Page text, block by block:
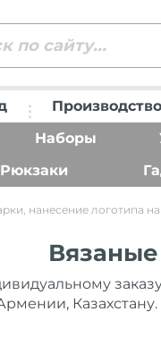
Производство
Наборы
Рюкзаки
нанесение логотипа на